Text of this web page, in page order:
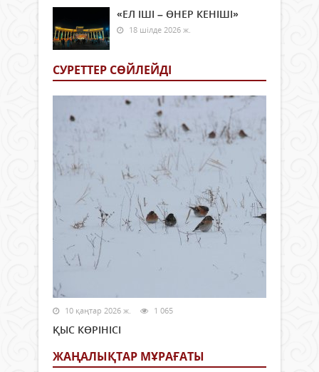
«ЕЛ ІШІ – ӨНЕР КЕНІШІ»
18 шілде 2026 ж.
СУРЕТТЕР СӨЙЛЕЙДI
10 қаңтар 2026 ж. 1 065
ҚЫС КӨРІНІСІ
ЖАҢАЛЫҚТАР МҰРАҒАТЫ